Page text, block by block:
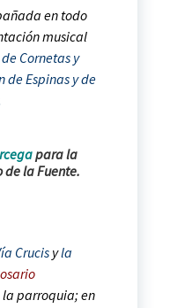
en todo
musical
Cornetas y
de Espinas y de
para la
de la Fuente.
Crucisyla
parroquia; en